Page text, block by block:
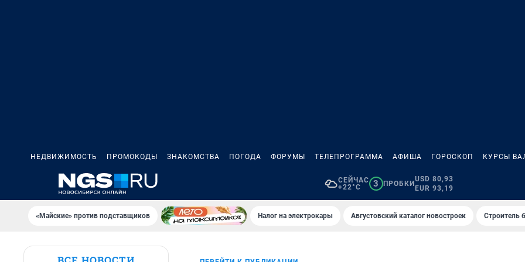
НЕДВИЖИМОСТЬ ПРОМОКОДЫ ЗНАКОМСТВА ПОГОДА ФОРУМЫ ТЕЛЕПРОГРАММА АФИША ГОРОСКОП КУРСЫ
СЕЙЧАС
+22°C
3 ПРОБКИ
USD 80,93
EUR 93,19
«Майские» против подставщиков Налог на электрокары Августовский каталог новостроек Строитель